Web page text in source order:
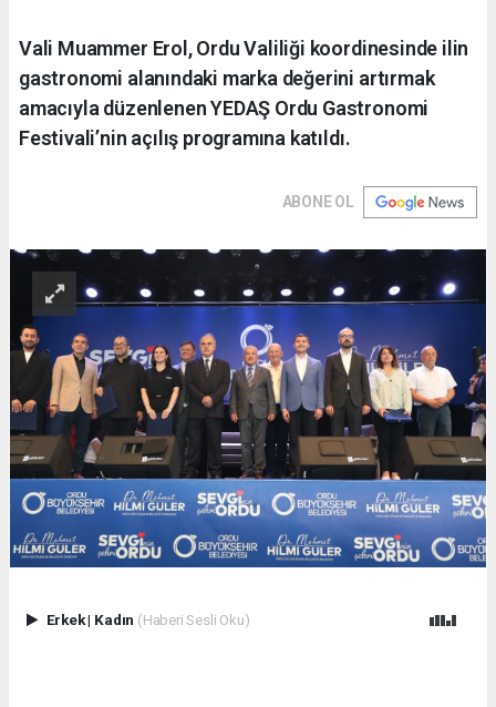
Vali Muammer Erol, Ordu Valiliği koordinesinde ilin
gastronomi alanındaki marka değerini artırmak
amacıyla düzenlenen YEDAŞ Ordu Gastronomi
Festivali’nin açılış programına katıldı.
ABONE OL
Erkek| Kadın (Haberi Sesli Oku)